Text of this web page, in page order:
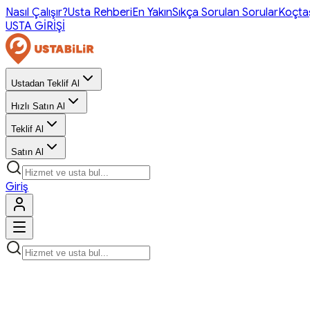
Nasıl Çalışır?Usta RehberiEn YakınSıkça Sorulan Sorular
USTA GİRİŞİ
Ustadan Teklif Al
Hızlı Satın Al
Teklif Al
Satın Al
Giriş